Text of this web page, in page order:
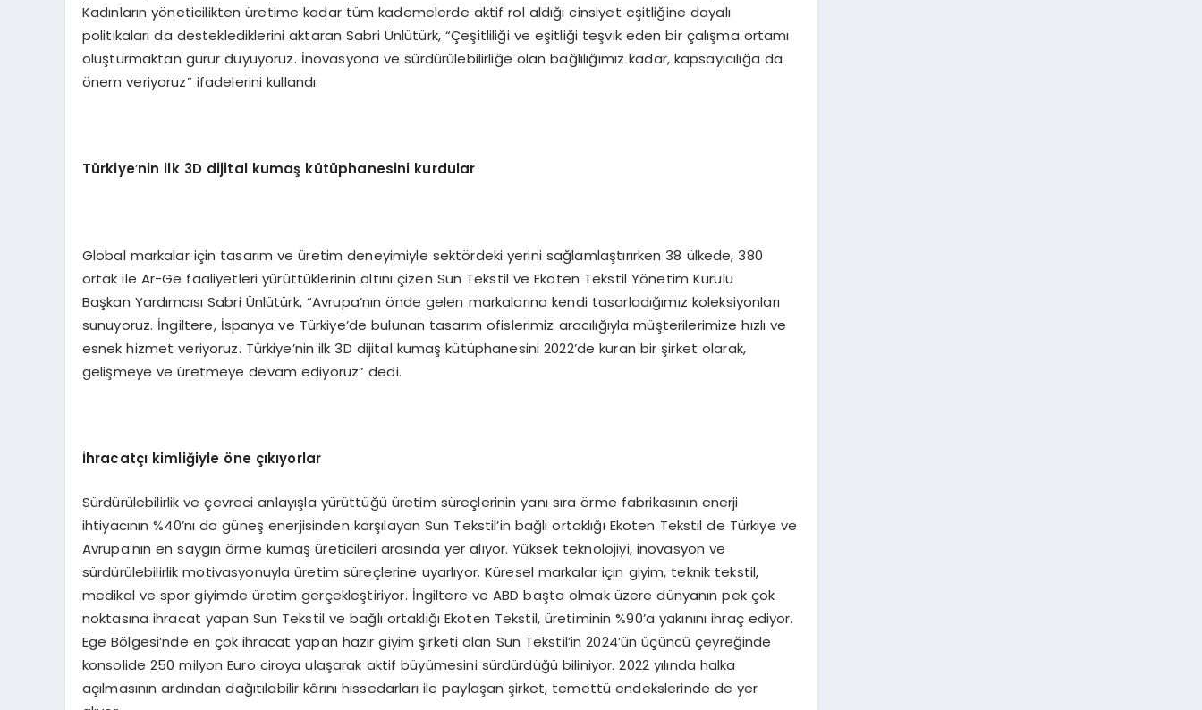
Kadınların yöneticilikten üretime kadar tüm kademelerde aktif rol aldığı cinsiyet eşitliğine dayalı
politikaları da desteklediklerini aktaran Sabri Ünlütürk, “Çeşitliliği ve eşitliği teşvik eden bir çalışma ortamı
oluşturmaktan gurur duyuyoruz. İnovasyona ve sürdürülebilirliğe olan bağlılığımız kadar, kapsayıcılığa da
önem veriyoruz” ifadelerini kullandı.
Türkiye’nin ilk 3D dijital kumaş kütüphanesini kurdular
Global markalar için tasarım ve üretim deneyimiyle sektördeki yerini sağlamlaştırırken 38 ülkede, 380
ortak ile Ar-Ge faaliyetleri yürüttüklerinin altını çizen Sun Tekstil ve Ekoten Tekstil Yönetim Kurulu
Başkan Yardımcısı Sabri Ünlütürk, “Avrupa’nın önde gelen markalarına kendi tasarladığımız koleksiyonları
sunuyoruz. İngiltere, İspanya ve Türkiye’de bulunan tasarım ofislerimiz aracılığıyla müşterilerimize hızlı ve
esnek hizmet veriyoruz. Türkiye’nin ilk 3D dijital kumaş kütüphanesini 2022’de kuran bir şirket olarak,
gelişmeye ve üretmeye devam ediyoruz” dedi.
İhracatçı kimliğiyle öne çıkıyorlar
Sürdürülebilirlik ve çevreci anlayışla yürüttüğü üretim süreçlerinin yanı sıra örme fabrikasının enerji
ihtiyacının %40’nı da güneş enerjisinden karşılayan Sun Tekstil’in bağlı ortaklığı Ekoten Tekstil de Türkiye ve
Avrupa’nın en saygın örme kumaş üreticileri arasında yer alıyor. Yüksek teknolojiyi, inovasyon ve
sürdürülebilirlik motivasyonuyla üretim süreçlerine uyarlıyor. Küresel markalar için giyim, teknik tekstil,
medikal ve spor giyimde üretim gerçekleştiriyor. İngiltere ve ABD başta olmak üzere dünyanın pek çok
noktasına ihracat yapan Sun Tekstil ve bağlı ortaklığı Ekoten Tekstil, üretiminin %90’a yakınını ihraç ediyor.
Ege Bölgesi’nde en çok ihracat yapan hazır giyim şirketi olan Sun Tekstil’in 2024’ün üçüncü çeyreğinde
konsolide 250 milyon Euro ciroya ulaşarak aktif büyümesini sürdürdüğü biliniyor. 2022 yılında halka
açılmasının ardından dağıtılabilir kârını hissedarları ile paylaşan şirket, temettü endekslerinde de yer